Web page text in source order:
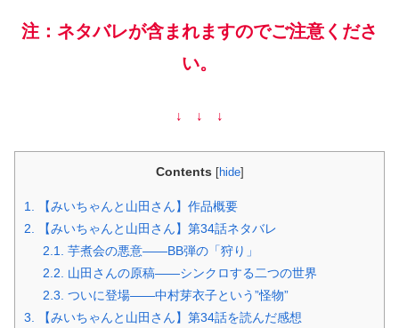
注：ネタバレが含まれますのでご注意くださ
い。
↓ ↓ ↓
Contents [hide]
1. 【みいちゃんと山田さん】作品概要
2. 【みいちゃんと山田さん】第34話ネタバレ
2.1. 芋煮会の悪意——BB弾の「狩り」
2.2. 山田さんの原稿——シンクロする二つの世界
2.3. ついに登場——中村芽衣子という”怪物”
3. 【みいちゃんと山田さん】第34話を読んだ感想